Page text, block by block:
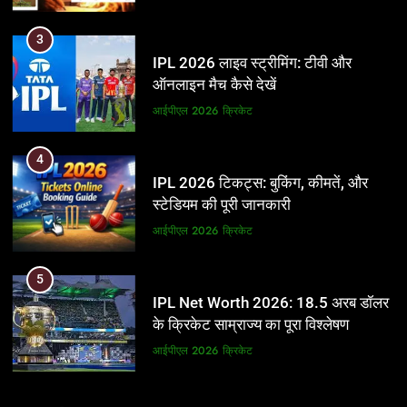
3
IPL 2026 लाइव स्ट्रीमिंग: टीवी और
ऑनलाइन मैच कैसे देखें
आईपीएल 2026 क्रिकेट
4
IPL 2026 टिकट्स: बुकिंग, कीमतें, और
स्टेडियम की पूरी जानकारी
आईपीएल 2026 क्रिकेट
5
IPL Net Worth 2026: 18.5 अरब डॉलर
के क्रिकेट साम्राज्य का पूरा विश्लेषण
आईपीएल 2026 क्रिकेट